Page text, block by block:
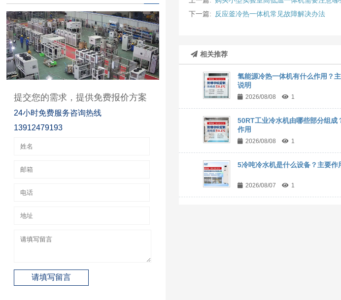
下一篇:
反应釜冷热一体机常见故障解决办法
相关推荐
氢能源冷热一体机有什么作用？
说明
2026/08/08 1
50RT工业冷水机由哪些部分组成
作用
2026/08/08 1
5冷吨冷水机是什么设备？主要作
2026/08/07 1
提交您的需求，提供免费报价方案
24小时免费服务咨询热线
13912479193